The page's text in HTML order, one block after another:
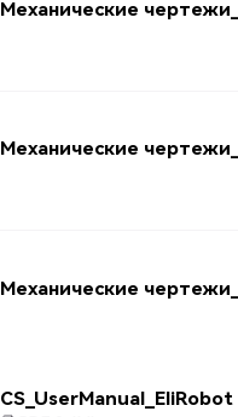
Механические
Механические
Механические